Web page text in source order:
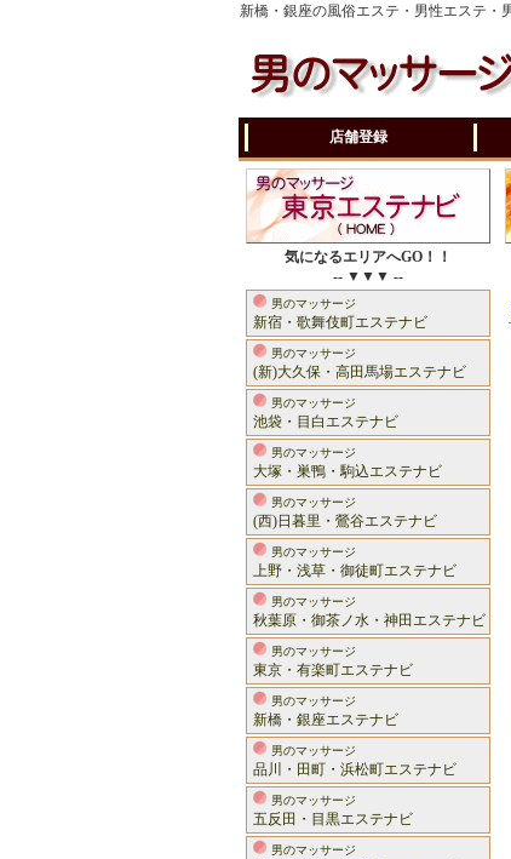
新橋・銀座の風俗エステ・男性エステ・
店舗登録
気になるエリアへGO！！
-- ▼▼▼ --
男のマッサージ
新宿・歌舞伎町エステナビ
男のマッサージ
(新)大久保・高田馬場エステナビ
男のマッサージ
池袋・目白エステナビ
男のマッサージ
大塚・巣鴨・駒込エステナビ
男のマッサージ
(西)日暮里・鶯谷エステナビ
男のマッサージ
上野・浅草・御徒町エステナビ
男のマッサージ
秋葉原・御茶ノ水・神田エステナビ
男のマッサージ
東京・有楽町エステナビ
男のマッサージ
新橋・銀座エステナビ
男のマッサージ
品川・田町・浜松町エステナビ
男のマッサージ
五反田・目黒エステナビ
男のマッサージ